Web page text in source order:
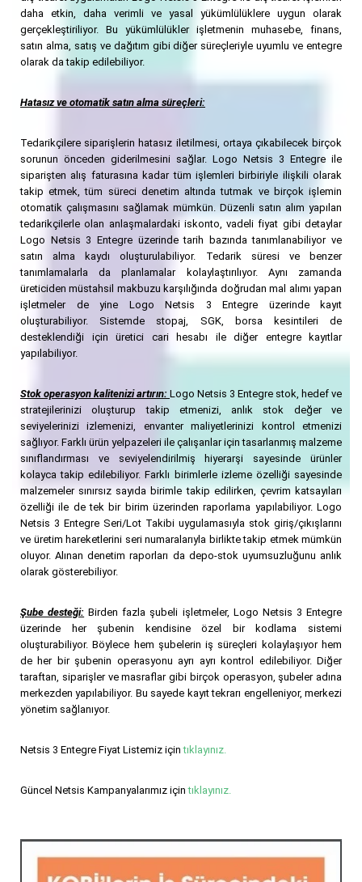
daha etkin, daha verimli ve yasal yükümlülüklere uygun olarak
gerçekleştiriliyor. Bu yükümlülükler işletmenin muhasebe, finans,
satın alma, satış ve dağıtım gibi diğer süreçleriyle uyumlu ve entegre
olarak da takip edilebiliyor.
Hatasız ve otomatik satın alma süreçleri:
Tedarikçilere siparişlerin hatasız iletilmesi, ortaya çıkabilecek birçok
sorunun önceden giderilmesini sağlar. Logo Netsis 3 Entegre ile
siparişten alış faturasına kadar tüm işlemleri birbiriyle ilişkili olarak
takip etmek, tüm süreci denetim altında tutmak ve birçok işlemin
otomatik çalışmasını sağlamak mümkün. Düzenli satın alım yapılan
tedarikçilerle olan anlaşmalardaki iskonto, vadeli fiyat gibi detaylar
Logo Netsis 3 Entegre üzerinde tarih bazında tanımlanabiliyor ve
satın alma kaydı oluşturulabiliyor. Tedarik süresi ve benzer
tanımlamalarla da planlamalar kolaylaştırılıyor. Aynı zamanda
üreticiden müstahsil makbuzu karşılığında doğrudan mal alımı yapan
işletmeler de yine Logo Netsis 3 Entegre üzerinde kayıt
oluşturabiliyor. Sistemde stopaj, SGK, borsa kesintileri de
desteklendiği için üretici cari hesabı ile diğer entegre kayıtlar
yapılabiliyor.
Stok operasyon kalitenizi artırın: Logo Netsis 3 Entegre stok, hedef ve
stratejilerinizi oluşturup takip etmenizi, anlık stok değer ve
seviyelerinizi izlemenizi, envanter maliyetlerinizi kontrol etmenizi
sağlıyor. Farklı ürün yelpazeleri ile çalışanlar için tasarlanmış malzeme
sınıflandırması ve seviyelendirilmiş hiyerarşi sayesinde ürünler
kolayca takip edilebiliyor. Farklı birimlerle izleme özelliği sayesinde
malzemeler sınırsız sayıda birimle takip edilirken, çevrim katsayıları
özelliği ile de tek bir birim üzerinden raporlama yapılabiliyor. Logo
Netsis 3 Entegre Seri/Lot Takibi uygulamasıyla stok giriş/çıkışlarını
ve üretim hareketlerini seri numaralarıyla birlikte takip etmek mümkün
oluyor. Alınan denetim raporları da depo-stok uyumsuzluğunu anlık
olarak gösterebiliyor.
Şube desteği: Birden fazla şubeli işletmeler, Logo Netsis 3 Entegre
üzerinde her şubenin kendisine özel bir kodlama sistemi
oluşturabiliyor. Böylece hem şubelerin iş süreçleri kolaylaşıyor hem
de her bir şubenin operasyonu ayrı ayrı kontrol edilebiliyor. Diğer
taraftan, siparişler ve masraflar gibi birçok operasyon, şubeler adına
merkezden yapılabiliyor. Bu sayede kayıt tekrarı engelleniyor, merkezi
yönetim sağlanıyor.
Netsis 3 Entegre Fiyat Listemiz içintıklayınız.
Güncel Netsis Kampanyalarımız içintıklayınız.